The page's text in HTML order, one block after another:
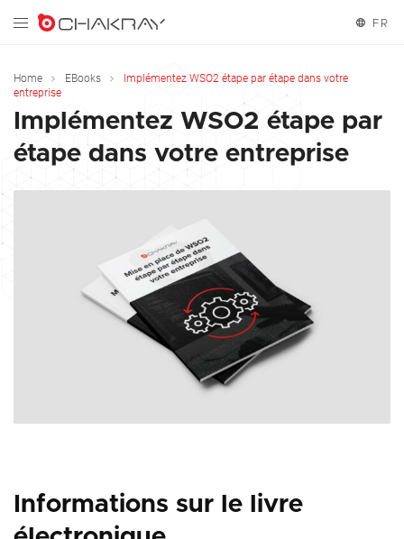
FR
Español
Français
Home EBooks
Implémentez WSO2 étape par étape dans votre
entreprise
Implémentez WSO2 étape par
étape dans votre entreprise
Informations sur le livre